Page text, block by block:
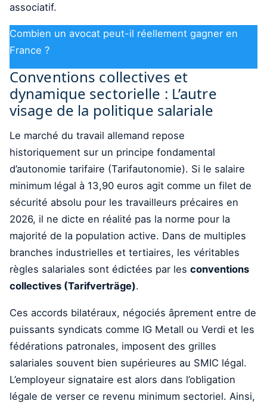
associatif.
Combien un avocat peut-il réellement gagner en
France ?
Conventions collectives et
dynamique sectorielle : L’autre
visage de la politique salariale
Le marché du travail allemand repose
historiquement sur un principe fondamental
d’autonomie tarifaire (Tarifautonomie). Si le salaire
minimum légal à 13,90 euros agit comme un filet de
sécurité absolu pour les travailleurs précaires en
2026, il ne dicte en réalité pas la norme pour la
majorité de la population active. Dans de multiples
branches industrielles et tertiaires, les véritables
règles salariales sont édictées par les conventions
collectives (Tarifverträge).
Ces accords bilatéraux, négociés âprement entre de
puissants syndicats comme IG Metall ou Verdi et les
fédérations patronales, imposent des grilles
salariales souvent bien supérieures au SMIC légal.
L’employeur signataire est alors dans l’obligation
légale de verser ce revenu minimum sectoriel. Ainsi,